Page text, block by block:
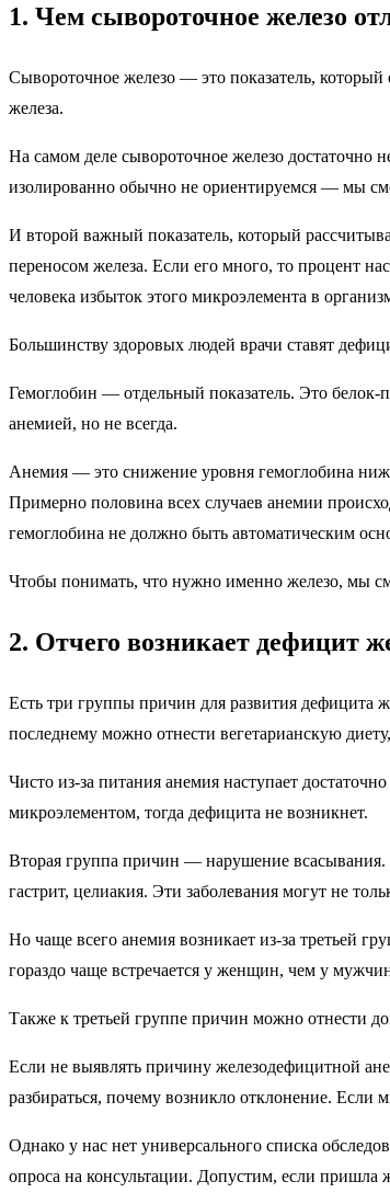
1. Чем сывороточное железо
Сывороточное железо — это показатель, который
железа.
На самом деле сывороточное железо достаточно
изолированно обычно не ориентируемся — мы
И второй важный показатель, который
переносом железа. Если его много, то процент
человека избыток этого микроэлемента в
Большинству здоровых людей врачи ставят
Гемоглобин — отдельный показатель. Это белок-
анемией, но не всегда.
Анемия — это снижение уровня гемоглобина
Примерно половина всех случаев анемии
гемоглобина не должно быть автоматическим
Чтобы понимать, что нужно именно железо, мы
2. Отчего возникает дефицит
Есть три группы причин для развития дефицита
последнему можно отнести вегетарианскую
Чисто из-за питания анемия наступает
микроэлементом, тогда дефицита не возникнет.
Вторая группа причин — нарушение всасывания.
гастрит, целиакия. Эти заболевания могут не
Но чаще всего анемия возникает из-за третьей
гораздо чаще встречается у женщин, чем у
Также к третьей группе причин можно отнести
Если не выявлять причину железодефицитной
разбираться, почему возникло отклонение. Если
Однако у нас нет универсального списка
опроса на консультации. Допустим, если